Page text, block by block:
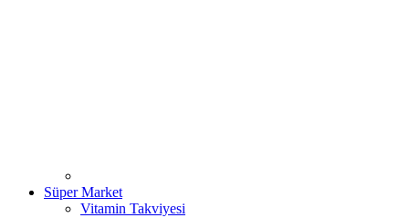
Süper Market
Vitamin Takviyesi